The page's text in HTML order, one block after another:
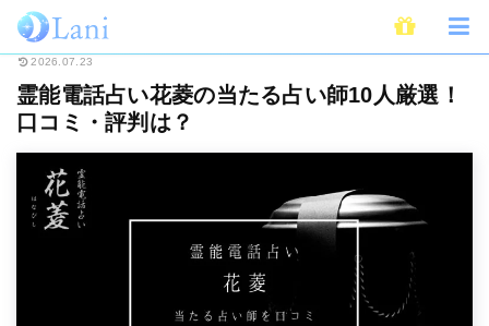
ホーム 電話占い 霊能電話占い花菱の当たる占い師10人厳選！ 口コミ・評
2026.07.23
霊能電話占い花菱の当たる占い師10人厳選！
口コミ・評判は？